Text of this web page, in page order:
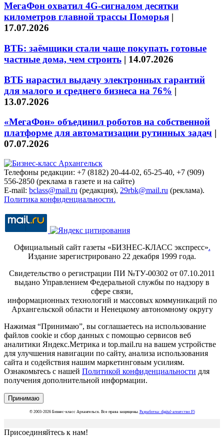
МегаФон охватил 4G-сигналом десятки
километров главной трассы Поморья |
17.07.2026
ВТБ: заёмщики стали чаще покупать готовые
частные дома, чем строить | 14.07.2026
ВТБ нарастил выдачу электронных гарантий
для малого и среднего бизнеса на 76% |
13.07.2026
«МегаФон» объединил роботов на собственной
платформе для автоматизации рутинных задач |
07.07.2026
Телефоны редакции: +7 (8182) 20-44-02, 65-25-40, +7 (909)
556-2850 (реклама в газете и на сайте)
E-mail: bclass@mail.ru (редакция), 29rbk@mail.ru (реклама).
Политика конфиденциальности.
Официальный сайт газеты «БИЗНЕС-КЛАСС экспресс».
Издание зарегистрировано 22 декабря 1999 года.
Свидетельство о регистрации ПИ №ТУ-00302 от 07.10.2011
выдано Управлением Федеральной службы по надзору в
сфере связи,
информационных технологий и массовых коммуникаций по
Архангельской области и Ненецкому автономному округу
Нажимая “Принимаю”, вы соглашаетесь на использование
файлов cookie и сбор данных с помощью сервисов веб
аналитики Яндекс.Метрика и top.mail.ru на вашем устройстве
для улучшения навигации по сайту, анализа использования
сайта и содействия нашим маркетинговым усилиям.
Ознакомьтесь с нашей Политикой конфиденциальности для
получения дополнительной информации.
Принимаю
© 2003-2026 Бизнес-класс Архангельск. Все права защищены. Разработка: digital-агентство F5
Присоединяйтесь к нам!